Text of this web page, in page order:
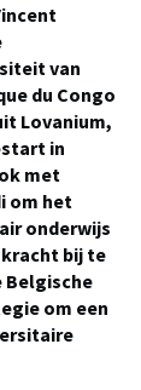
van
du Congo
Lovanium,
in
met
om het
onderwijs
kracht bij te
Belgische
om een